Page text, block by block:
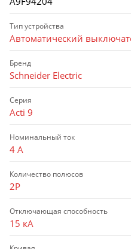
Тип устройства
Автоматический
Бренд
Schneider Electric
Серия
Acti 9
Номинальный ток
4 А
Количество полюсов
2P
Отключающая способность
15 кА